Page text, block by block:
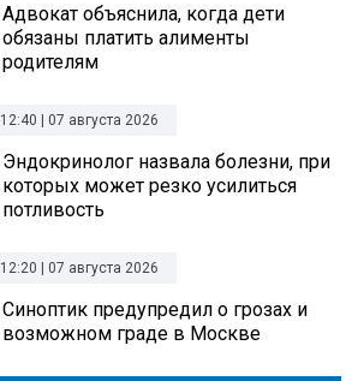
Адвокат объяснила, когда дети
обязаны платить алименты
родителям
12:40 | 07 августа 2026
Эндокринолог назвала болезни, при
которых может резко усилиться
потливость
12:20 | 07 августа 2026
Синоптик предупредил о грозах и
возможном граде в Москве